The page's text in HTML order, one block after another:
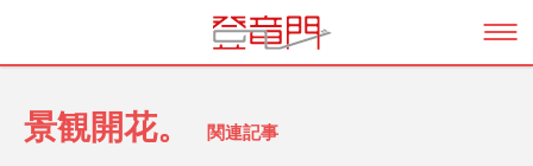
景観開花。 関連記事